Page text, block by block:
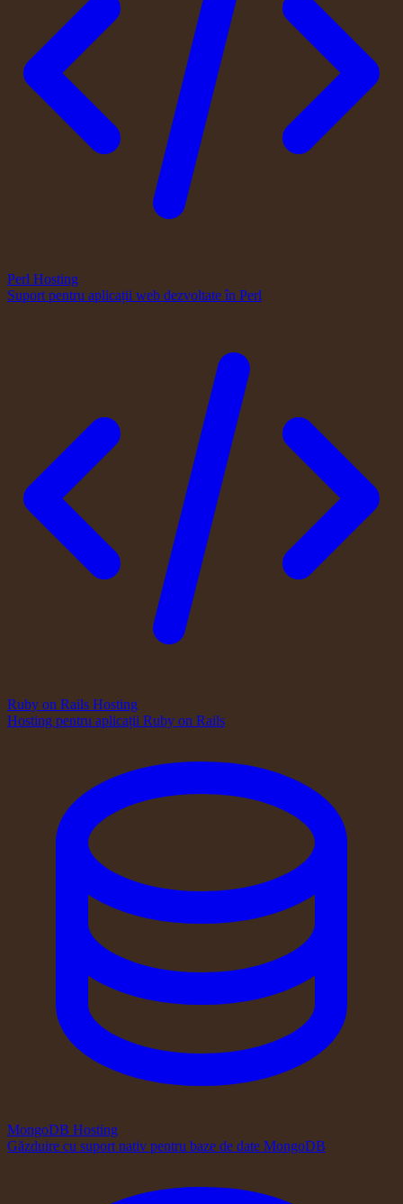
Perl Hosting
Suport pentru aplicații web dezvoltate în Perl
Ruby on Rails Hosting
Hosting pentru aplicații Ruby on Rails
MongoDB Hosting
Găzduire cu suport nativ pentru baze de date MongoDB